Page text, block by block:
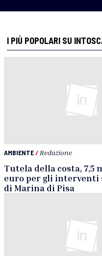
I PIÙ POPOLARI SU
AMBIENTE/ Redazione
Tutela della costa, 7,5
euro per gli
di Marina di Pisa